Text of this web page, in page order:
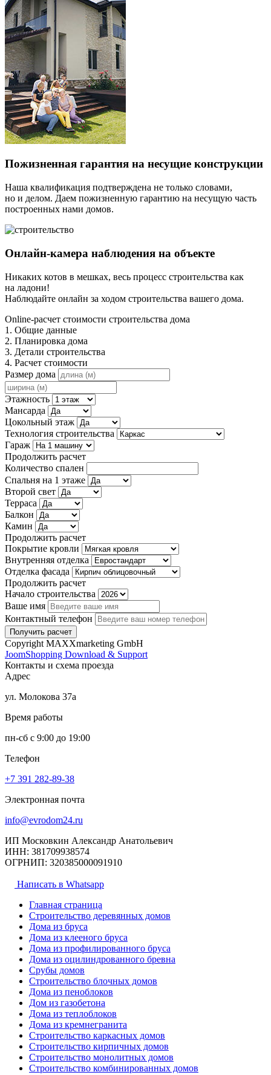
Пожизненная гарантия на несущие конструкции
Наша квалификация подтверждена не только словами,
но и делом. Даем пожизненную гарантию на несущую часть
построенных нами домов.
Онлайн-камера наблюдения на объекте
Никаких котов в мешках, весь процесс строительства как
на ладони!
Наблюдайте онлайн за ходом строительства вашего дома.
Online-расчет стоимости строительства дома
1. Общие данные
2. Планировка дома
3. Детали строительства
4. Расчет стоимости
Размер дома
Этажность
Мансарда
Цокольный этаж
Технология строительства
Гараж
Продолжить расчет
Количество спален
Спальня на 1 этаже
Второй свет
Терраса
Балкон
Камин
Продолжить расчет
Покрытие кровли
Внутренняя отделка
Отделка фасада
Продолжить расчет
Начало строительства
Ваше имя
Контактный телефон
Copyright MAXXmarketing GmbH
JoomShopping Download & Support
Контакты и схема проезда
Адрес
ул. Молокова 37а
Время работы
пн-сб с 9:00 до 19:00
Телефон
+7 391 282-89-38
Электронная почта
info@evrodom24.ru
ИП Московкин Александр Анатольевич
ИНН: 381709938574
ОГРНИП: 320385000091910
Написать в Whatsapp
Главная страница
Строительство деревянных домов
Дома из бруса
Дома из клееного бруса
Дома из профилированного бруса
Дома из оцилиндрованного бревна
Срубы домов
Строительство блочных домов
Дома из пеноблоков
Дом из газобетона
Дома из теплоблоков
Дома из кремнегранита
Строительство каркасных домов
Строительство кирпичных домов
Строительство монолитных домов
Строительство комбинированных домов